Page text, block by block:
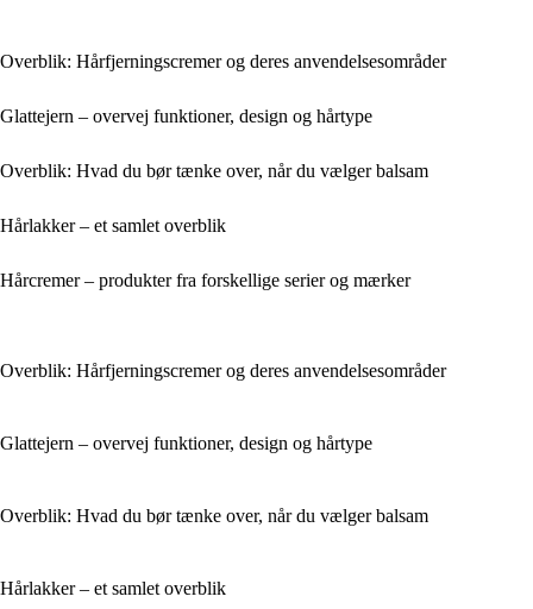
Overblik: Hårfjerningscremer og deres anvendelsesområder
Glattejern – overvej funktioner, design og hårtype
Overblik: Hvad du bør tænke over, når du vælger balsam
Hårlakker – et samlet overblik
Hårcremer – produkter fra forskellige serier og mærker
Overblik: Hårfjerningscremer og deres anvendelsesområder
Glattejern – overvej funktioner, design og hårtype
Overblik: Hvad du bør tænke over, når du vælger balsam
Hårlakker – et samlet overblik